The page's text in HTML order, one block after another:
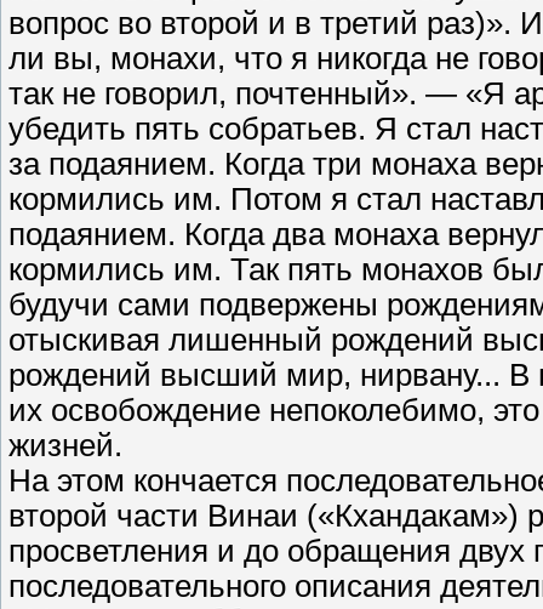
вопрос во второй и в третий раз)».
ли вы, монахи, что я никогда не
так не говорил, почтенный». — «Я
убедить пять собратьев. Я стал
за подаянием. Когда три монаха
кормились им. Потом я стал
подаянием. Когда два монаха
кормились им. Так пять монахов
будучи сами подвержены
отыскивая лишенный рождений
рождений высший мир, нирвану... В
их освобождение непоколебимо,
жизней.
На этом кончается
второй части Винаи («Кхандакам»)
просветления и до обращения
последовательного описания